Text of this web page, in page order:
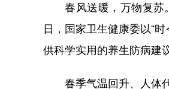
春风送暖，万物复苏。
日，国家卫生健康委以“
供科学实用的养生防病建
春季气温回升、人体代